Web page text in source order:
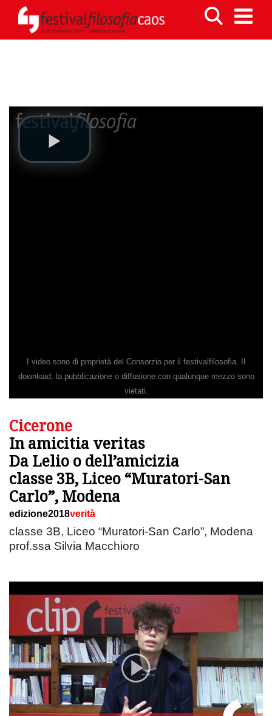
I video sono di proprietà del Consorzio per il festivalfilosofia. Il
download, la pubblicazione o diffusione con qualunque mezzo sono
vietati.
Cicerone
In amicitia veritas
Da Lelio o dell’amicizia
classe 3B, Liceo “Muratori-San
Carlo”, Modena
edizione2018verità
classe 3B, Liceo “Muratori-San Carlo”, Modena
prof.ssa Silvia Macchioro